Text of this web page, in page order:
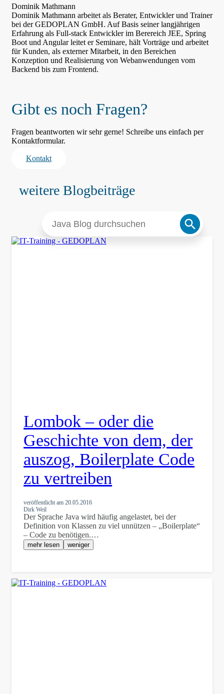
Dominik Mathmann
Dominik Mathmann arbeitet als Berater, Entwickler und Trainer
bei der GEDOPLAN GmbH. Auf Basis seiner langjährigen
Erfahrung als Full-stack Entwickler im Berereich JEE, Spring
Boot und Angular leitet er Seminare, hält Vorträge und arbeitet
für Kunden, als externer Mitarbeit, in den Bereichen
Konzeption und Realisierung von Webanwendungen vom
Backend bis zum Frontend.
Gibt es noch Fragen?
Fragen beantworten wir sehr gerne! Schreibe uns einfach per
Kontaktformular.
Kontakt
weitere Blogbeiträge
Search
Button
Lombok – oder die
Geschichte von dem, der
auszog, Boilerplate Code
zu vertreiben
veröffentlicht am20.05.2016
Dirk Weil
Der Sprache Java wird häufig angelastet, bei der
Definition von Klassen zu viel unnützen – „Boilerplate“
– Code zu benötigen.…
mehr lesen weniger